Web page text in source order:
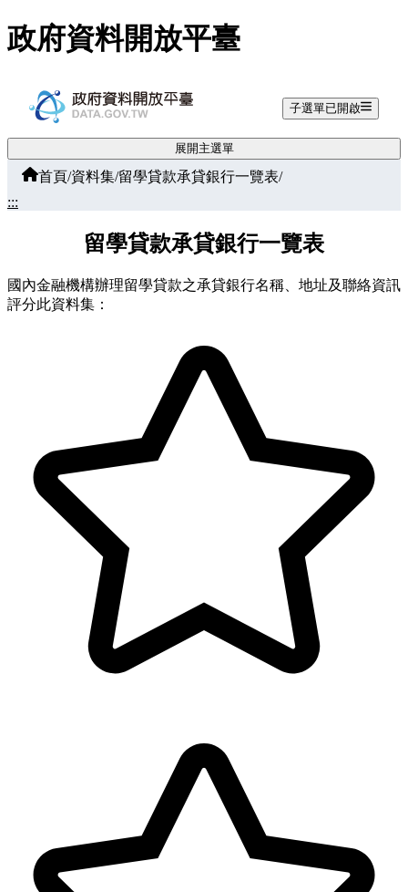
跳至主要內容
政府資料開放平臺
子選單已開啟
展開主選單
首頁/資料集/留學貸款承貸銀行一覽表/
:::
留學貸款承貸銀行一覽表
國內金融機構辦理留學貸款之承貸銀行名稱、地址及聯絡資訊
評分此資料集：